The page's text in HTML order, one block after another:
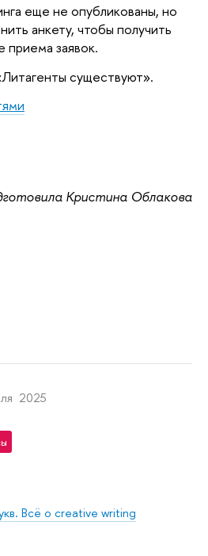
еще не опубликованы, но
анкету, чтобы получить
приема заявок.
существуют».
Кристина Облакова
2025
Всё о creative writing